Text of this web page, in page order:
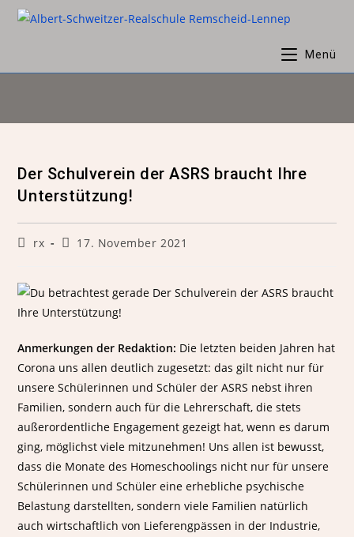
Menü
Der Schulverein der ASRS braucht Ihre
Unterstützung!
rx 17. November 2021
Anmerkungen der Redaktion: Die letzten beiden Jahren hat
Corona uns allen deutlich zugesetzt: das gilt nicht nur für
unsere Schülerinnen und Schüler der ASRS nebst ihren
Familien, sondern auch für die Lehrerschaft, die stets
außerordentliche Engagement gezeigt hat, wenn es darum
ging, möglichst viele mitzunehmen! Uns allen ist bewusst,
dass die Monate des Homeschoolings nicht nur für unsere
Schülerinnen und Schüler eine erhebliche psychische
Belastung darstellten, sondern viele Familien natürlich
auch wirtschaftlich von Lieferengpässen in der Industrie,